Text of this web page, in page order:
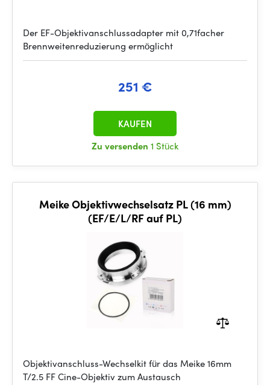
Der EF-Objektivanschlussadapter mit 0,71facher
Brennweitenreduzierung ermöglicht
251 €
Zu versenden 1 Stück
KAUFEN
Meike Objektivwechselsatz PL (16 mm)
(EF/E/L/RF auf PL)
Objektivanschluss-Wechselkit für das Meike 16mm
T/2.5 FF Cine-Objektiv zum Austausch